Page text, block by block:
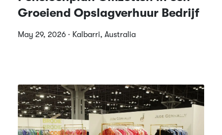
Groeiend Opslagverhuur Bedrijf
May 29, 2026 · Kalbarri, Australia